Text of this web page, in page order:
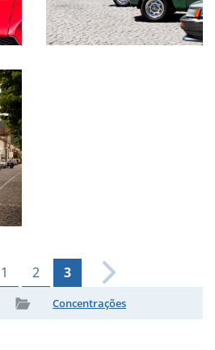
1 2 3
Concentrações